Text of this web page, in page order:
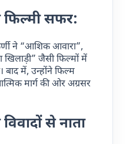
सफर:
ने “आशिक आवारा”,
जैसी फिल्मों में
बाद में, उन्होंने फिल्म
मार्ग की ओर अग्रसर
से नाता